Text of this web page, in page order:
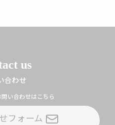
us
合わせ
い合わせはこちら
フォーム